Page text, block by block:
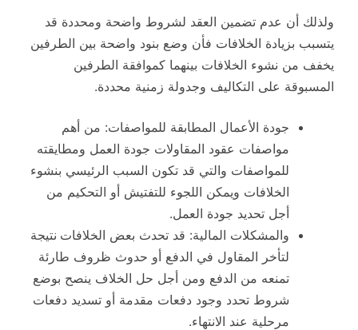
ولذلك أن عدم تضمين العقد لشروط واضحة ومحددة قد
يتسبب بزيادة الخلافات فأن وضع بنود واضحة بين الطرفين
يخفف من نشوء الخلافات بينهما كموافقة الطرفين
المسبوقة على التكاليف وجدولة زمنية محددة.
جودة الأعمال المطابقة للمواصفات: من أهم
مواصفات عقود المقاولات جودة العمل ومطايقته
للمواصفات والتي قد تكون السبب الرئيسي بنشوء
الخلافات ويمكن اللجوء للتفتيش أو التحكيم من
أجل تحديد جودة العمل.
والمشكلات المالية: قد تحدث بعض الخلافات نتيجة
لتأخر المقاول في الدفع أو حدوث ظروف طارئة
تمنعه من الدفع ومن أجل حل الخلاف ينصح بوضع
شروط تحدد وجود دفعات مقدمة أو تسديد دفعات
مرحلية عند الانتهاء.